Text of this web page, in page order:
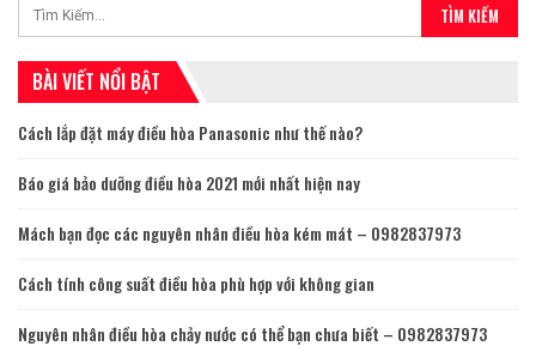
BÀI VIẾT NỔI BẬT
Cách lắp đặt máy điều hòa Panasonic như thế nào?
Báo giá bảo dưỡng điều hòa 2021 mới nhất hiện nay
Mách bạn đọc các nguyên nhân điều hòa kém mát – 0982837973
Cách tính công suất điều hòa phù hợp với không gian
Nguyên nhân điều hòa chảy nước có thể bạn chưa biết – 0982837973